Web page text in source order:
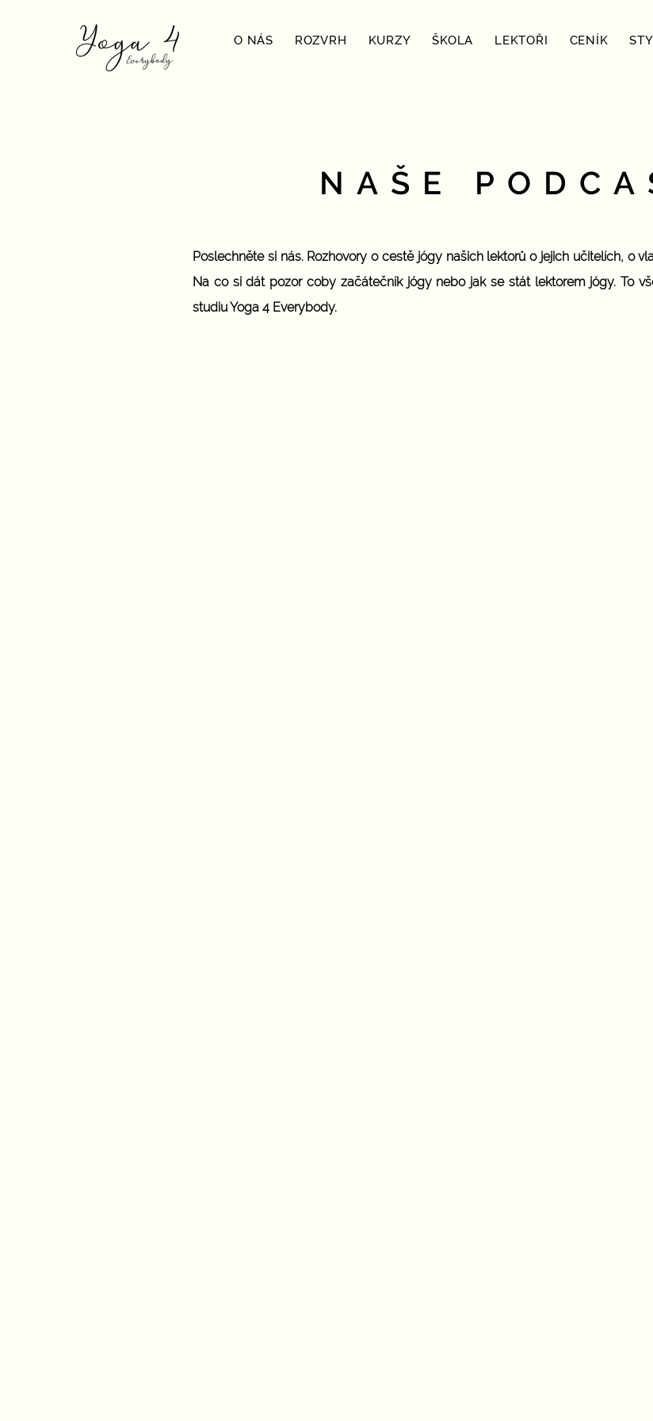
O NÁS ROZVRH KURZY ŠKOLA LEKTOŘI CENÍK
NAŠE
Poslechněte si nás. Rozhovory o cestě jógy našich lektorů o jejich učitelích, o
Na co si dát pozor coby začátečník jógy nebo jak se stát lektorem jógy. To
studiu Yoga 4 Everybody.